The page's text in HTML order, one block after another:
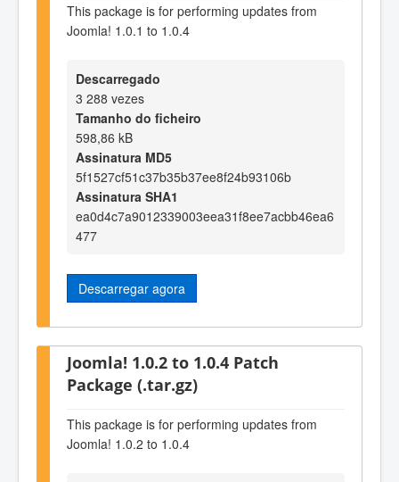
This package is for performing updates from
Joomla! 1.0.1 to 1.0.4
Descarregado
3 288 vezes
Tamanho do ficheiro
598,86 kB
Assinatura MD5
5f1527cf51c37b35b37ee8f24b93106b
Assinatura SHA1
ea0d4c7a9012339003eea31f8ee7acbb46ea6
477
Descarregar agora
Joomla! 1.0.2 to 1.0.4 Patch
Package (.tar.gz)
This package is for performing updates from
Joomla! 1.0.2 to 1.0.4